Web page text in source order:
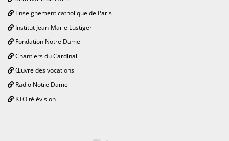
Enseignement catholique de Paris
Institut Jean-Marie Lustiger
Fondation Notre Dame
Chantiers du Cardinal
Œuvre des vocations
Radio Notre Dame
KTO télévision